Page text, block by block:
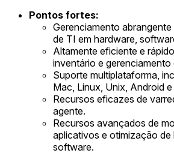
Pontos fortes:
Gerenciamento
de TI em hardware,
Altamente eficiente e
inventário e gerenciamento
Suporte multiplataforma,
Mac, Linux, Unix, Android e
Recursos eficazes de
agente.
Recursos avançados de
aplicativos e otimização de
software.